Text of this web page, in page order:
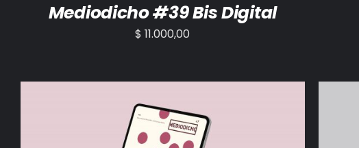
Mediodicho #39 Bis Digital
$ 11.000,00